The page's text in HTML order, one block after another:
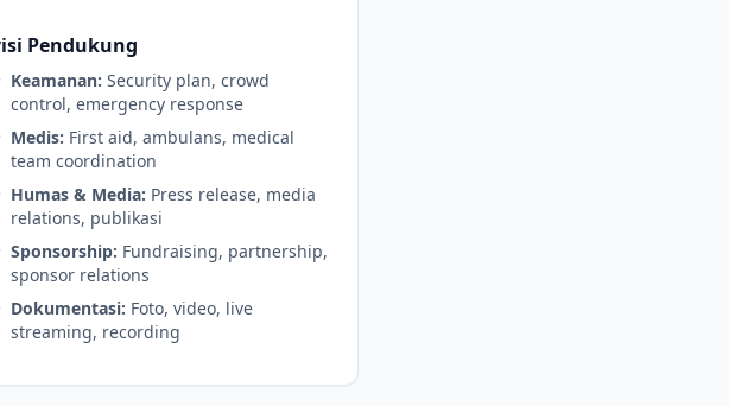
Pendukung
Keamanan: Security plan, crowd
control, emergency response
Medis: First aid, ambulans, medical
team coordination
Humas & Media: Press release, media
relations, publikasi
Sponsorship: Fundraising, partnership,
sponsor relations
Dokumentasi: Foto, video, live
streaming, recording